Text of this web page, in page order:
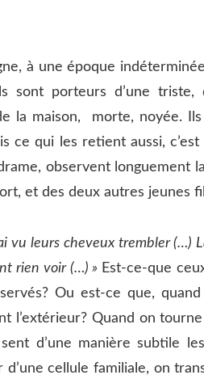
à une époque
sont porteurs d’une
la maison, morte, noyée.
ce qui les retient aussi,
observent longuement
et des deux autres jeunes
vu leurs cheveux trembler (…)
rien voir (…) » Est-ce-que
Ou est-ce que,
l’extérieur? Quand on
d’une manière subtile
d’une cellule familiale, on